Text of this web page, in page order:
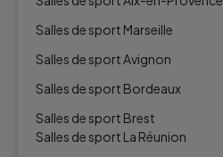
Salles de sport Marseille
Salles de sport Avignon
Salles de sport Bordeaux
Salles de sport Brest
Salles de sport La Réunion